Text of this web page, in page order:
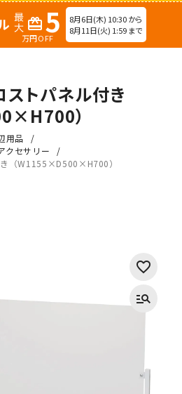
redeem 5
万円OFF
8月6日(木) 10:30 から
8月11日(火) 1:59 まで
トパネル付き
）
用品
クセサリー
（W1155×D500×H700）